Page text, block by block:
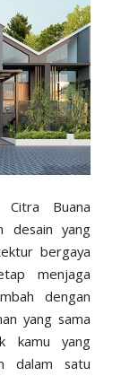
Buana
desain yang
bergaya
menjaga
dengan
yang sama
kamu yang
dalam satu